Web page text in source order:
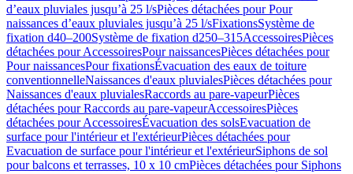
d’eaux pluviales jusqu’à 25 l/sPièces détachées pour Pour
naissances d’eaux pluviales jusqu’à 25 l/sFixationsSystème de
fixation d40–200Système de fixation d250–315AccessoiresPièces
détachées pour AccessoiresPour naissancesPièces détachées pour
Pour naissancesPour fixationsÉvacuation des eaux de toiture
conventionnelleNaissances d'eaux pluvialesPièces détachées pour
Naissances d'eaux pluvialesRaccords au pare-vapeurPièces
détachées pour Raccords au pare-vapeurAccessoiresPièces
détachées pour AccessoiresÉvacuation des solsEvacuation de
surface pour l'intérieur et l'extérieurPièces détachées pour
Evacuation de surface pour l'intérieur et l'extérieurSiphons de sol
pour balcons et terrasses, 10 x 10 cmPièces détachées pour Siphons